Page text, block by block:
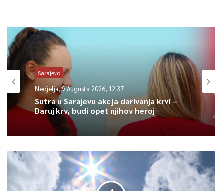
Sarajevo Film Festival, i film “Pun mjesec” reditelja Nermina
Hamzagića.
Article Rating
Sarajevo
Nedjelja, 9 Augusta 2026, 12:37
Sutra u Sarajevu akcija darivanja krvi –
Daruj krv, budi opet njihov heroj